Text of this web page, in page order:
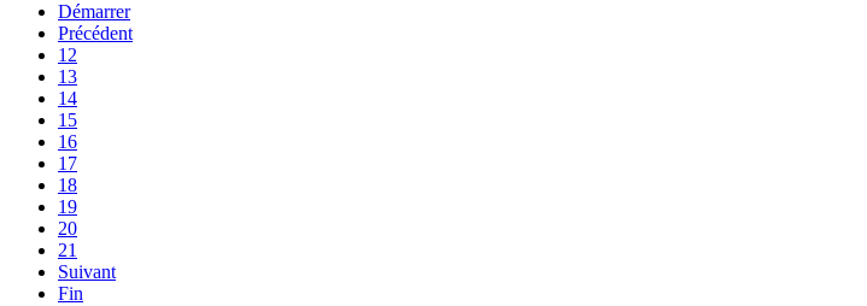
Démarrer
Précédent
12
13
14
15
16
17
18
19
20
21
Suivant
Fin